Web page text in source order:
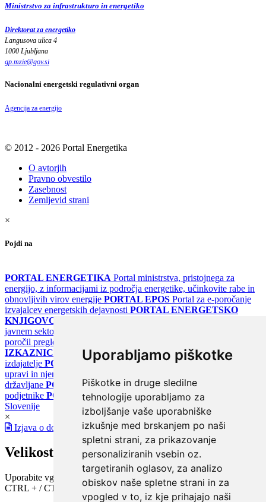
Uporabljamo piškotke
Piškotke in druge sledilne
tehnologije uporabljamo za
izboljšanje vaše uporabniške
izkušnje med brskanjem po naši
spletni strani, za prikazovanje
personaliziranih vsebin oz.
targetiranih oglasov, za analizo
obiskov naše spletne strani in za
vpogled v to, iz kje prihajajo naši
Ministrstvo za infrastrukturo in energetiko
Direktorat za energetiko
Langusova ulica 4
1000 Ljubljana
gp.mzie@gov.si
Nacionalni energetski regulativni organ
Agencija za energijo
© 2012 - 2026 Portal Energetika
O avtorjih
Pravno obvestilo
Zasebnost
Zemljevid strani
×
Pojdi na
PORTAL ENERGETIKA Portal ministrstva, pristojnega za
energijo, z informacijami iz področja energetike, učinkovite rabe in
obnovljivih virov energije PORTAL EPOS Portal za e-poročanje
izvajalcev energetskih dejavnosti PORTAL ENERGETSKO
KNJIGOVODSTVO
javnem sektorju
poročil pregledov klimatskih sistemov
IZKAZNICE
Register energetskih izkaznic - za izdelovalce in
izdajatelje PORTAL GOV.SI Osrednje spletno mesto o državni
upravi in njenih storitvah
državljane PORTAL SPOT Državni portal za podjetja in
podjetnike PORTAL OPSI Državni portal odprtih podatkov
Slovenije
×
Izjava o dostopnosti
Velikost pisave
Uporabite vgrajeno funkcijo brskalnika
CTRL + / CTRL -